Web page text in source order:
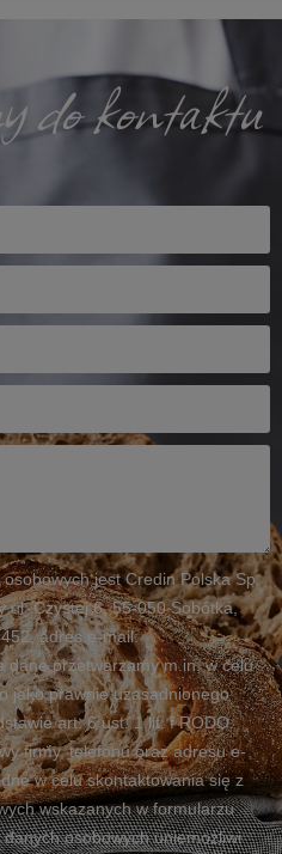
do kontaktu
jest Credin Polska Sp.
ul. Czystej 6, 55-050 Sobótka,
adres e-mail:
dane przetwarzamy m.in. w celu
jako prawnie uzasadnionego
art. 6 ust. 1 lit. f RODO.
firmy, telefonu oraz adresu e-
w celu skontaktowania się z
wskazanych w formularzu
osobowych uniemożliwi